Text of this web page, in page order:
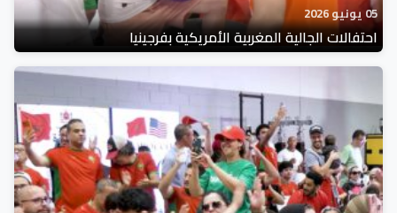
05 يونيو 2026
احتفالات الجالية المغربية الأمريكية بفرجينيا